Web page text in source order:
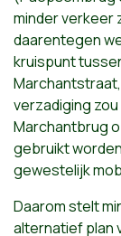
minder verkeer
daarentegen
kruispunt
verzadiging
Marchantbrug
gebruikt
gewestelijk
Daarom stelt
alternatief plan